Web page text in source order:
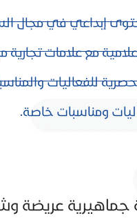
إبداعي في مجال
مع علامات تجارية
للفعاليات
ومناسبات خاصة.
جماهيرية عريضة